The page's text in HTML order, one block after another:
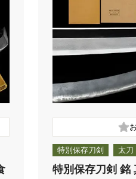
特別保存刀剣 太刀
特別保存刀剣 銘